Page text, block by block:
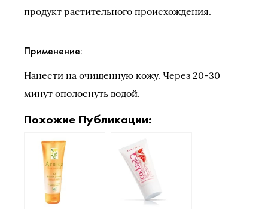
продукт растительного происхождения.
Применение:
Нанести на очищенную кожу. Через 20-30
минут ополоснуть водой.
Похожие Публикации: